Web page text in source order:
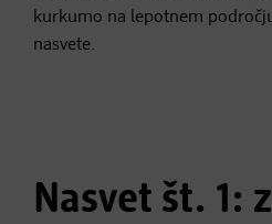
kurkumo na lepotnem
nasvete.
Nasvet št. 1: